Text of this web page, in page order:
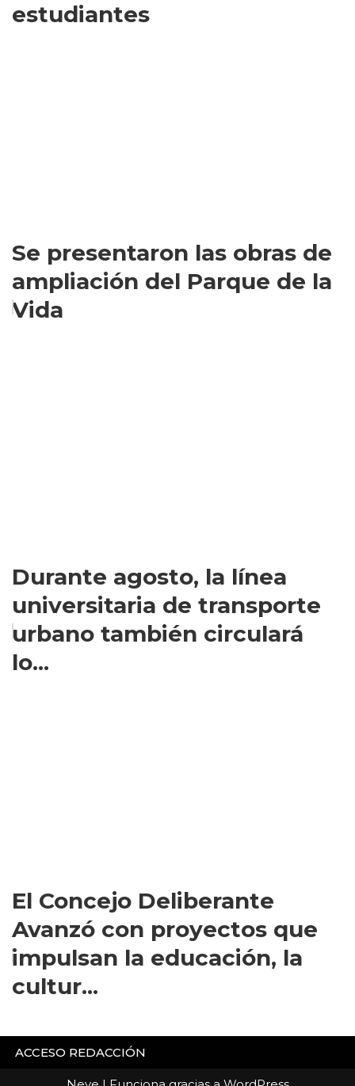
estudiantes
Se presentaron las obras de
ampliación del Parque de la
Vida
Durante agosto, la línea
universitaria de transporte
urbano también circulará
lo...
El Concejo Deliberante
Avanzó con proyectos que
impulsan la educación, la
cultur...
ACCESO REDACCIÓN